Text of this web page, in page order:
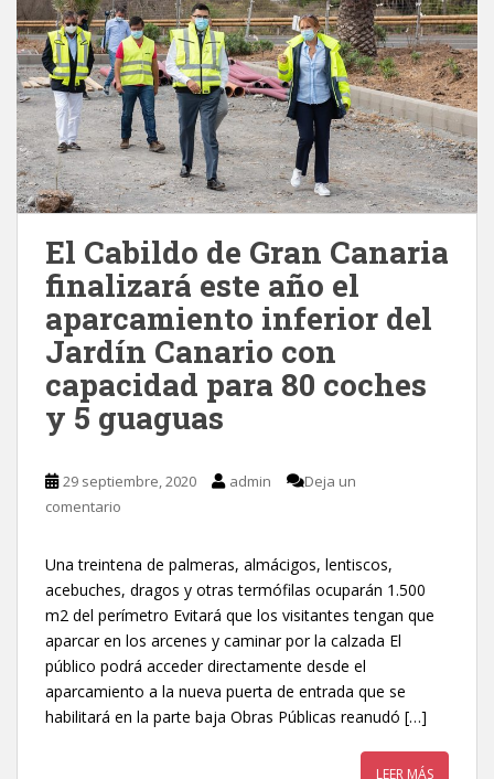
El Cabildo de Gran Canaria
finalizará este año el
aparcamiento inferior del
Jardín Canario con
capacidad para 80 coches
y 5 guaguas
29 septiembre, 2020 admin
Deja un
comentario
Una treintena de palmeras, almácigos, lentiscos,
acebuches, dragos y otras termófilas ocuparán 1.500
m2 del perímetro Evitará que los visitantes tengan que
aparcar en los arcenes y caminar por la calzada El
público podrá acceder directamente desde el
aparcamiento a la nueva puerta de entrada que se
habilitará en la parte baja Obras Públicas reanudó […]
LEER MÁS